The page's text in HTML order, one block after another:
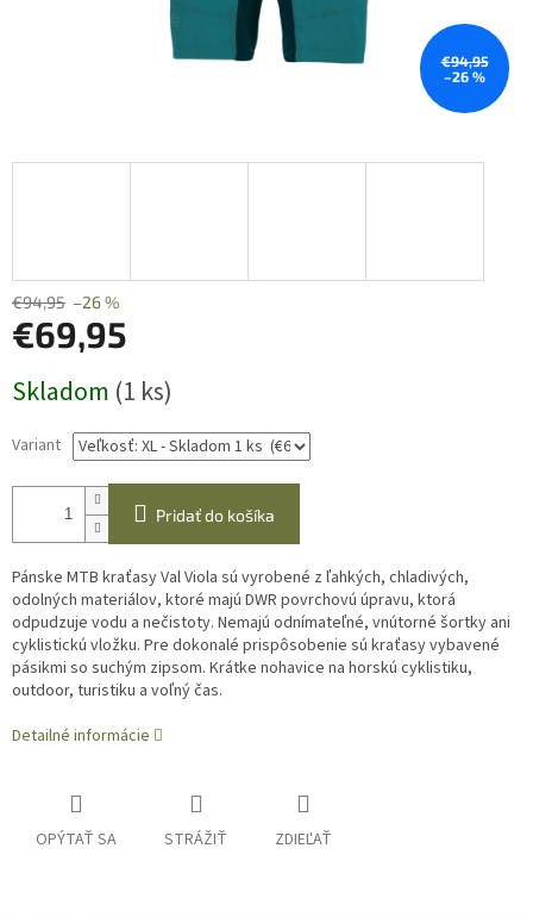
€94,95
–26 %
€94,95 –26 %
€69,95
cena:
Skladom (1 ks)
Variant
Pridať do košíka
Pánske MTB kraťasy Val Viola sú vyrobené z ľahkých, chladivých,
odolných materiálov, ktoré majú DWR povrchovú úpravu, ktorá
odpudzuje vodu a nečistoty. Nemajú odnímateľné, vnútorné šortky ani
cyklistickú vložku. Pre dokonalé prispôsobenie sú kraťasy vybavené
pásikmi so suchým zipsom. Krátke nohavice na horskú cyklistiku,
outdoor, turistiku a voľný čas.
Detailné informácie
OPÝTAŤ SA STRÁŽIŤ ZDIEĽAŤ